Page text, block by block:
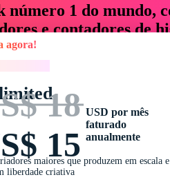
número 1 do mundo,
e contadores de
até 76% em tempo e
18
15
USD por mês
faturado
anualmente
maiores que produzem em escala e
liberdade criativa